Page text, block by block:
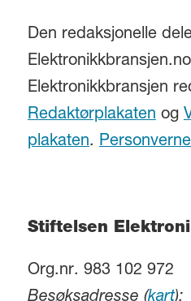
Den redaksjonelle
Elektronikkbransjen
Redaktørplakaten og
plakaten.
Stiftelsen
Org.nr. 983 102 972